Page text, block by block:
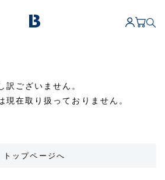
訳ございません。
現在取り扱っておりません。
トップページへ